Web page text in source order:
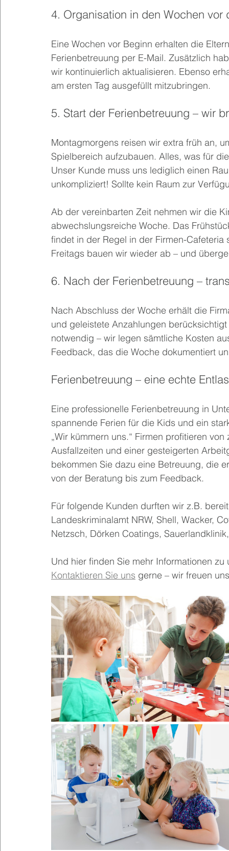
4. Organisation in den Wochen vor
Eine Wochen vor Beginn erhalten die
Ferienbetreuung per E-Mail. Zusätzlich
wir kontinuierlich aktualisieren. Ebenso
am ersten Tag ausgefüllt mitzubringen.
5. Start der Ferienbetreuung – wir
Montagmorgens reisen wir extra früh an,
Spielbereich aufzubauen. Alles, was für
Unser Kunde muss uns lediglich einen
unkompliziert! Sollte kein Raum zur
Ab der vereinbarten Zeit nehmen wir die
abwechslungsreiche Woche. Das
findet in der Regel in der Firmen-
Freitags bauen wir wieder ab – und
6. Nach der Ferienbetreuung –
Nach Abschluss der Woche erhält die
und geleistete Anzahlungen
notwendig – wir legen sämtliche Kosten
Feedback, das die Woche dokumentiert
Ferienbetreuung – eine echte
Eine professionelle Ferienbetreuung in
spannende Ferien für die Kids und ein
„Wir kümmern uns.“ Firmen profitieren
Ausfallzeiten und einer gesteigerten
bekommen Sie dazu eine Betreuung, die
von der Beratung bis zum Feedback.
Für folgende Kunden durften wir z.B.
Landeskriminalamt NRW, Shell, Wacker,
Netzsch, Dörken Coatings,
Und hier finden Sie mehr Informationen
Kontaktieren Sie uns gerne – wir freuen